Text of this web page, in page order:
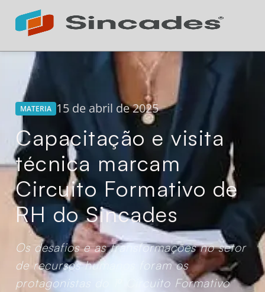
MATERIA 15 de abril de 2025
Capacitação e visita
técnica marcam
Circuito Formativo de
RH do Sincades
Os desafios e as transformações no setor
de recursos humanos foram os
protagonistas do 1º Circuito Formativo
Atendimento 24h